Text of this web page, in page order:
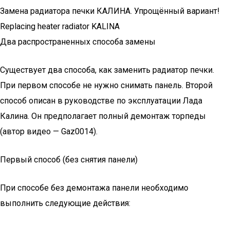
Замена радиатора печки КАЛИНА. Упрощённый вариант!
Replacing heater radiator KALINA
Два распространенных способа замены
Существует два способа, как заменить радиатор печки.
При первом способе не нужно снимать панель. Второй
способ описан в руководстве по эксплуатации Лада
Калина. Он предполагает полный демонтаж торпеды
(автор видео — Gaz0014).
Первый способ (без снятия панели)
При способе без демонтажа панели необходимо
выполнить следующие действия: